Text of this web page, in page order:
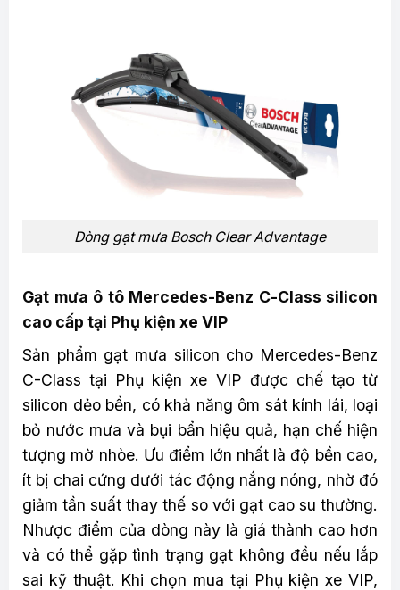
Dòng gạt mưa Bosch Clear Advantage
Gạt mưa ô tô Mercedes-Benz C-Class silicon
cao cấp tại Phụ kiện xe VIP
Sản phẩm gạt mưa silicon cho Mercedes-Benz
C-Class tại Phụ kiện xe VIP được chế tạo từ
silicon dẻo bền, có khả năng ôm sát kính lái, loại
bỏ nước mưa và bụi bẩn hiệu quả, hạn chế hiện
tượng mờ nhòe. Ưu điểm lớn nhất là độ bền cao,
ít bị chai cứng dưới tác động nắng nóng, nhờ đó
giảm tần suất thay thế so với gạt cao su thường.
Nhược điểm của dòng này là giá thành cao hơn
và có thể gặp tình trạng gạt không đều nếu lắp
sai kỹ thuật. Khi chọn mua tại Phụ kiện xe VIP,